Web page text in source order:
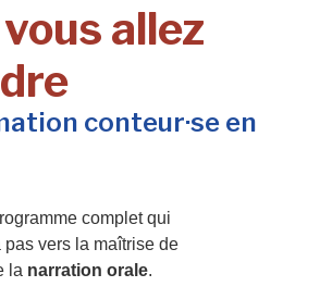
allez
conteur·se en
complet qui
vers la maîtrise de
la narration orale.